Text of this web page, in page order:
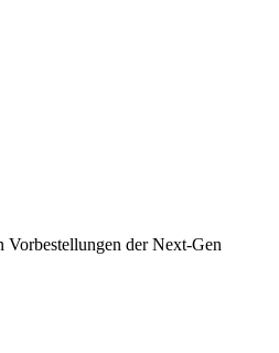
der Next-Gen